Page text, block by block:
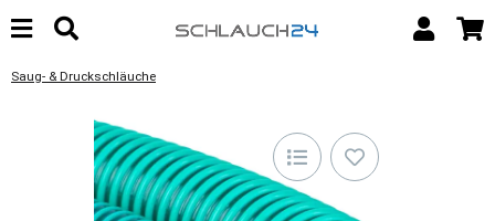
Saug- & Druckschläuche